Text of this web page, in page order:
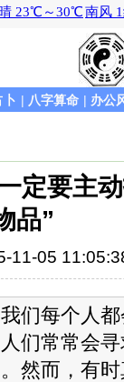
卜 | 八字算命 | 办公
定要主
品”
11-05
们每个人
们常常会
然而，有